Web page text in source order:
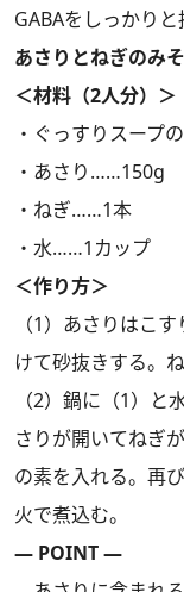
GABAをしっかりと
あさりとねぎの
＜材料（2人分）＞
・ぐっすりスープ
・あさり……150g
・ねぎ……1本
・水……1カップ
＜作り方＞
（1）あさりはこ
けて砂抜きする。
（2）鍋に（1）
さりが開いてねぎ
の素を入れる。再
火で煮込む。
― POINT ―